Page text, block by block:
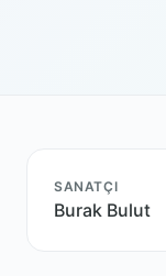
SANATÇI
Burak Bulut